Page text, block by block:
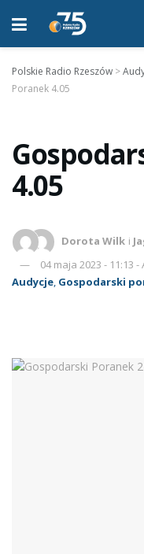
Polskie Radio Rzeszów >
Poranek 4.05
4.05
Dorota Wilk i
04 maja 2023 - 11:13
Audycje, Gospodarski